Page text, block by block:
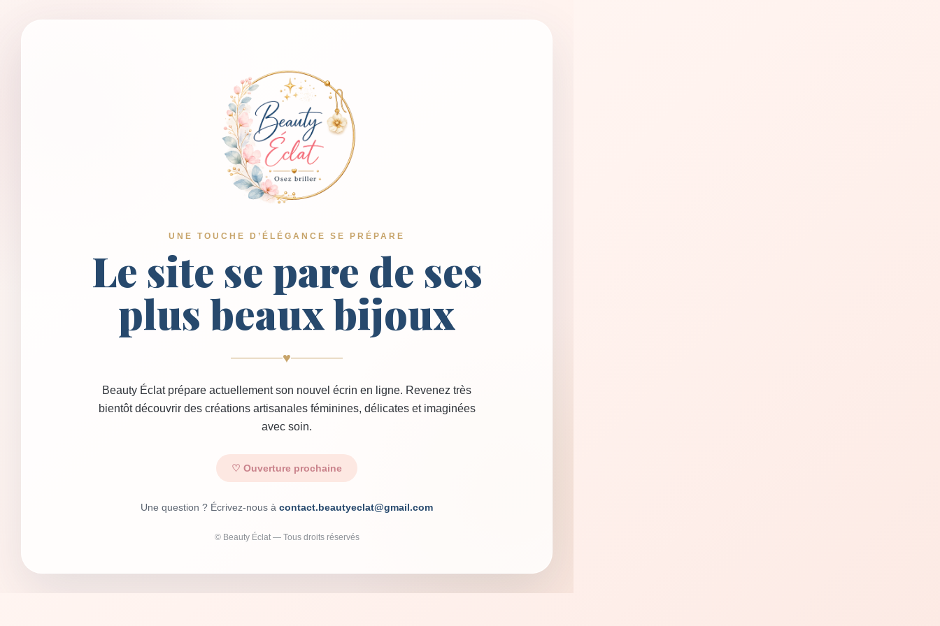
UNE TOUCHE D’ÉLÉGANCE SE PRÉPARE
Le site se pare de ses
plus beaux bijoux
♥
Beauty Éclat prépare actuellement son nouvel écrin en ligne. Revenez très
bientôt découvrir des créations artisanales féminines, délicates et imaginées
avec soin.
♡ Ouverture prochaine
Une question ? Écrivez-nous à contact.beautyeclat@gmail.com
© Beauty Éclat — Tous droits réservés